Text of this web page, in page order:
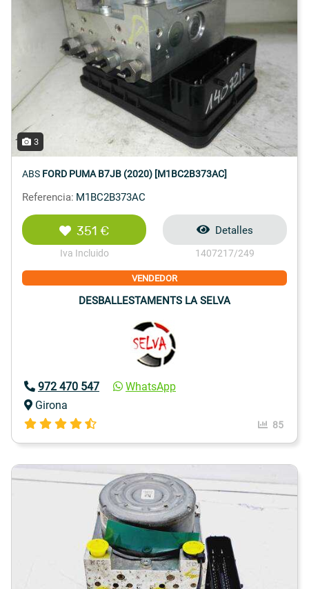
3
ABS FORD PUMA B7JB (2020) [M1BC2B373AC]
Referencia: M1BC2B373AC
351 €
Iva Incluido
Detalles
1407217/249
VENDEDOR
DESBALLESTAMENTS LA SELVA
972 470 547
WhatsApp
Girona
85